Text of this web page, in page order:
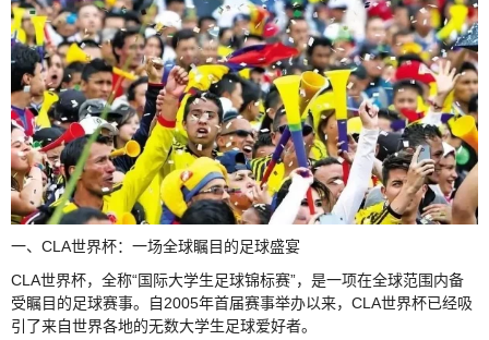
一、CLA世界杯：一场全球瞩目的足球盛宴
CLA世界杯，全称“国际大学生足球锦标赛”，是一项在全球范围内备
受瞩目的足球赛事。自2005年首届赛事举办以来，CLA世界杯已经吸
引了来自世界各地的无数大学生足球爱好者。